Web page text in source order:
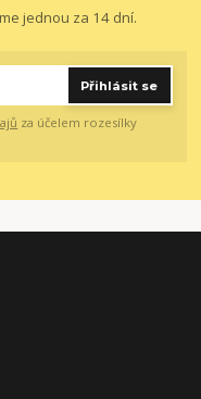
jednou za 14 dní.
Přihlásit se
za účelem rozesílky